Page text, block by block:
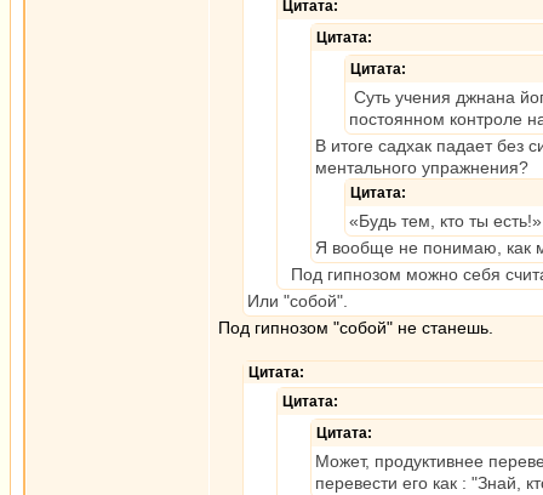
Цитата:
Цитата:
Цитата:
Суть учения джнана
постоянном контроле
В итоге садхак падает без
ментального упражнения?
Цитата:
«Будь тем, кто ты есть!»
Я вообще не понимаю, как
Под гипнозом можно себя
Или "собой".
Под гипнозом "собой" не станешь.
Цитата:
Цитата:
Цитата:
Может, продуктивнее
перевести его как : "Знай,